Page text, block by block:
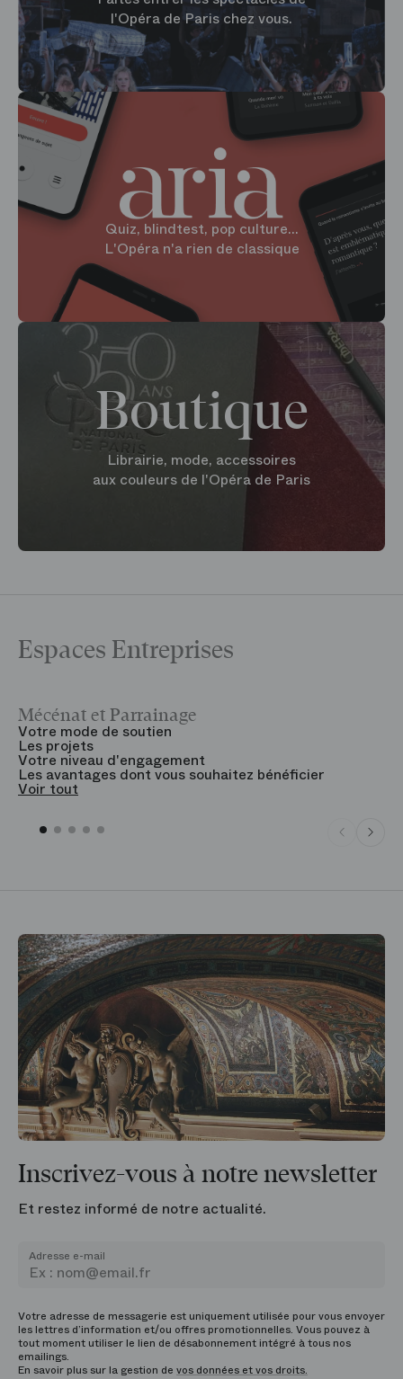
l'Opéra de Paris chez vous.
Quiz, blindtest, pop culture...
L'Opéra n'a rien de classique
Boutique
Librairie, mode, accessoires
aux couleurs de l'Opéra de Paris
Espaces Entreprises
Mécénat et Parrainage
Votre mode de soutien
Les projets
Votre niveau d'engagement
Les avantages dont vous souhaitez bénéficier
Voir tout
Inscrivez-vous à notre newsletter
Et restez informé de notre actualité.
Adresse e-mail
Votre adresse de messagerie est uniquement utilisée pour vous envoyer
les lettres d’information et/ou offres promotionnelles. Vous pouvez à
tout moment utiliser le lien de désabonnement intégré à tous nos
emailings.
En savoir plus sur la gestion de vos données et vos droits.